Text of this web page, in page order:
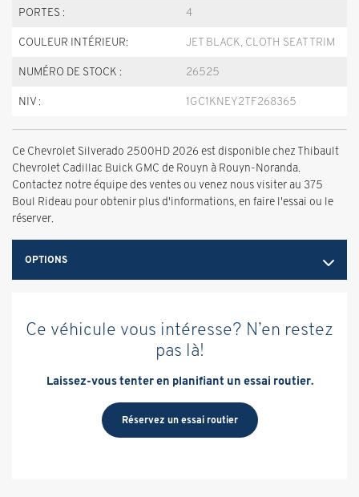
PORTES : 4
COULEUR INTÉRIEUR: JET BLACK, CLOTH SEAT TRIM
NUMÉRO DE STOCK : 26525
NIV : 1GC1KNEY2TF268365
Ce Chevrolet Silverado 2500HD 2026 est disponible chez Thibault
Chevrolet Cadillac Buick GMC de Rouyn à Rouyn-Noranda.
Contactez notre équipe des ventes ou venez nous visiter au 375
Boul Rideau pour obtenir plus d'informations, en faire l'essai ou le
réserver.
OPTIONS
Ce véhicule vous intéresse? N’en restez
pas là!
Laissez-vous tenter en planifiant un essai routier.
Réservez un essai routier